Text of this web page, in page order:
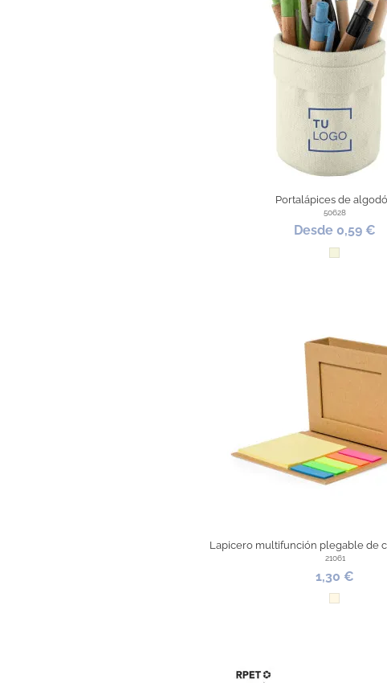
Portalápices de
50628
Desde 0,59 €
Beige
Lapicero multifunción plegable de
21061
1,30 €
Natural